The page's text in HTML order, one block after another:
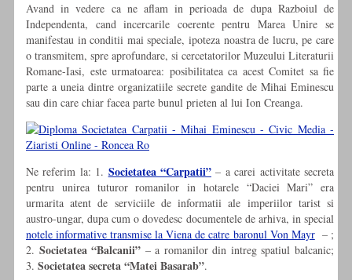
Avand in vedere ca ne aflam in perioada de dupa Razboiul de
Independenta, cand incercarile coerente pentru Marea Unire se
manifestau in conditii mai speciale, ipoteza noastra de lucru, pe care
o transmitem, spre aprofundare, si cercetatorilor Muzeului Literaturii
Romane-Iasi, este urmatoarea: posibilitatea ca acest Comitet sa fie
parte a uneia dintre organizatiile secrete gandite de Mihai Eminescu
sau din care chiar facea parte bunul prieten al lui Ion Creanga.
Ne referim la: 1. Societatea “Carpatii” – a carei activitate secreta
pentru unirea tuturor romanilor in hotarele “Daciei Mari” era
urmarita atent de serviciile de informatii ale imperiilor tarist si
austro-ungar, dupa cum o dovedesc documentele de arhiva, in special
notele informative transmise la Viena de catre baronul Von Mayr– ;
2. Societatea “Balcanii” – a romanilor din intreg spatiul balcanic;
3. Societatea secreta “Matei Basarab”.